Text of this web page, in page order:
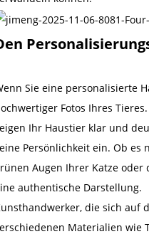
Sie eine personalisierte
Fotos Ihres
Ihr Haustier klar und
Persönlichkeit ein. Ob
Augen Ihrer Katze oder
authentische Darstellung.
die sich auf
Materialien wie